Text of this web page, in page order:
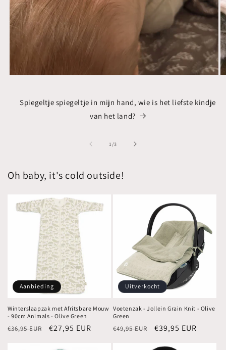
Spiegeltje spiegeltje in mijn hand, wie is het liefste kindje
van het land?
1 /van
3
Oh baby, it's cold outside!
Aanbieding
Winterslaapzak met Afritsbare Mouw
- 90cm Animals - Olive Green
Normale
€36,95 EUR Aanbiedingsprijs
€27,95 EUR
Uitverkocht
Voetenzak - Jollein Grain Knit - Olive
Green
Normale
€49,95 EUR Aanbiedingsprijs
€39,95 EUR